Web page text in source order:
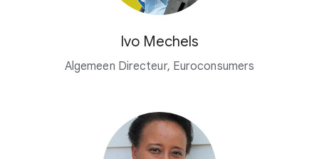
Ivo Mechels
Algemeen Directeur, Euroconsumers